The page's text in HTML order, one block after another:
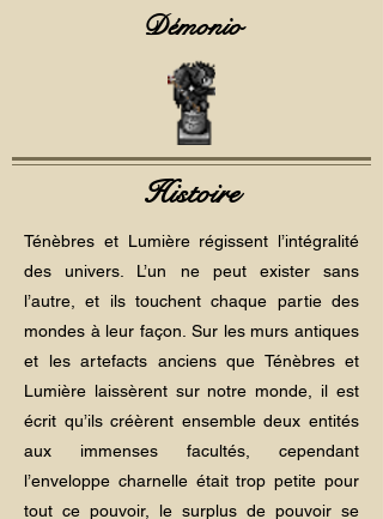
Démonio
Histoire
Ténèbres et Lumière régissent l’intégralité
des univers. L’un ne peut exister sans
l’autre, et ils touchent chaque partie des
mondes à leur façon. Sur les murs antiques
et les artefacts anciens que Ténèbres et
Lumière laissèrent sur notre monde, il est
écrit qu’ils créèrent ensemble deux entités
aux immenses facultés, cependant
l’enveloppe charnelle était trop petite pour
tout ce pouvoir, le surplus de pouvoir se